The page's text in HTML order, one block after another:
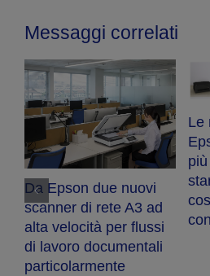
Messaggi correlati
Da Epson due nuovi
scanner di rete A3 ad
alta velocità per flussi
di lavoro documentali
particolarmente
Le